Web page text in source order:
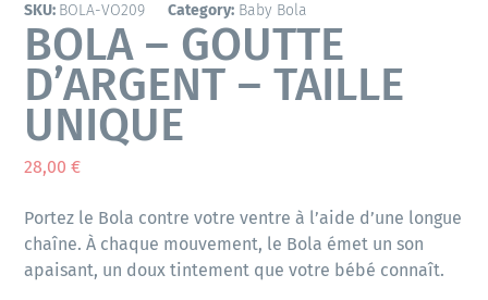
SKU: BOLA-VO209 Category: Baby Bola
BOLA – GOUTTE
D’ARGENT – TAILLE
UNIQUE
28,00€
Portez le Bola contre votre ventre à l’aide d’une longue
chaîne. À chaque mouvement, le Bola émet un son
apaisant, un doux tintement que votre bébé connaît.